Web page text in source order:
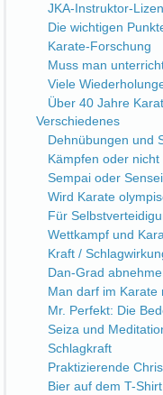
JKA-Instruktor-
Die wichtigen
Karate-Forschung
Muss man
Viele
Über 40 Jahre
Verschiedenes
Dehnübungen und
Kämpfen oder
Sempai oder Sensei
Wird Karate
Für
Wettkampf und
Kraft /
Dan-Grad
Man darf im Karate
Mr. Perfekt: Die
Seiza und
Schlagkraft
Praktizierende
Bier auf dem T-Shirt